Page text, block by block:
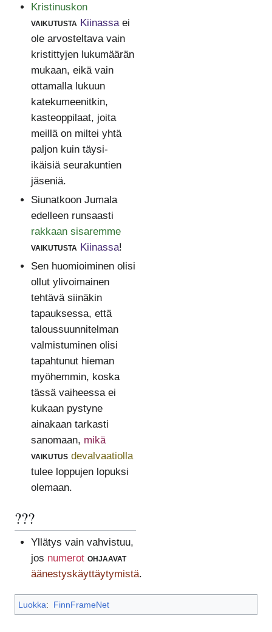
Kristinuskon
vaikutusta Kiinassaei
ole arvosteltava vain
kristittyjen lukumäärän
mukaan, eikä vain
ottamalla lukuun
katekumeenitkin,
kasteoppilaat, joita
meillä on miltei yhtä
paljon kuin täysi-
ikäisiä seurakuntien
jäseniä.
Siunatkoon Jumala
edelleen runsaasti
rakkaan sisaremme
vaikutusta Kiinassa!
Sen huomioiminen olisi
ollut ylivoimainen
tehtävä siinäkin
tapauksessa, että
taloussuunnitelman
valmistuminen olisi
tapahtunut hieman
myöhemmin, koska
tässä vaiheessa ei
kukaan pystyne
ainakaan tarkasti
sanomaan, mikä
vaikutus devalvaatiolla
tulee loppujen lopuksi
olemaan.
???
Yllätys vain vahvistuu,
jos numerot ohjaavat
äänestyskäyttäytymistä.
Luokka: FinnFrameNet